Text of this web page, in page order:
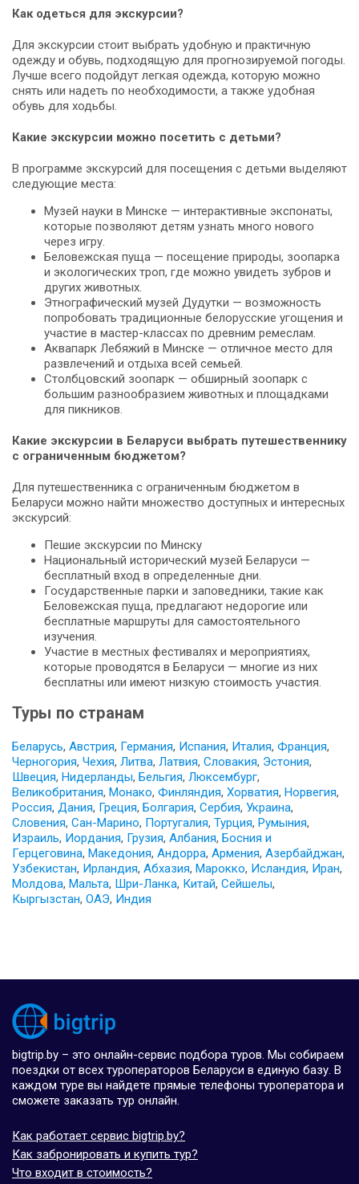
Как одеться для экскурсии?
Для экскурсии стоит выбрать удобную и практичную
одежду и обувь, подходящую для прогнозируемой погоды.
Лучше всего подойдут легкая одежда, которую можно
снять или надеть по необходимости, а также удобная
обувь для ходьбы.
Какие экскурсии можно посетить с детьми?
В программе экскурсий для посещения с детьми выделяют
следующие места:
Музей науки в Минске — интерактивные экспонаты,
которые позволяют детям узнать много нового
через игру.
Беловежская пуща — посещение природы, зоопарка
и экологических троп, где можно увидеть зубров и
других животных.
Этнографический музей Дудутки — возможность
попробовать традиционные белорусские угощения и
участие в мастер-классах по древним ремеслам.
Аквапарк Лебяжий в Минске — отличное место для
развлечений и отдыха всей семьей.
Столбцовский зоопарк — обширный зоопарк с
большим разнообразием животных и площадками
для пикников.
Какие экскурсии в Беларуси выбрать путешественнику
с ограниченным бюджетом?
Для путешественника с ограниченным бюджетом в
Беларуси можно найти множество доступных и интересных
экскурсий:
Пешие экскурсии по Минску
Национальный исторический музей Беларуси —
бесплатный вход в определенные дни.
Государственные парки и заповедники, такие как
Беловежская пуща, предлагают недорогие или
бесплатные маршруты для самостоятельного
изучения.
Участие в местных фестивалях и мероприятиях,
которые проводятся в Беларуси — многие из них
бесплатны или имеют низкую стоимость участия.
Туры по странам
Беларусь, Австрия, Германия, Испания, Италия, Франция,
Черногория, Чехия, Литва, Латвия, Словакия, Эстония,
Швеция, Нидерланды, Бельгия, Люксембург,
Великобритания, Монако, Финляндия, Хорватия, Норвегия,
Россия, Дания, Греция, Болгария, Сербия, Украина,
Словения, Сан-Марино, Португалия, Турция, Румыния,
Израиль, Иордания, Грузия, Албания, Босния и
Герцеговина, Македония, Андорра, Армения, Азербайджан,
Узбекистан, Ирландия, Абхазия, Марокко, Исландия, Иран,
Молдова, Мальта, Шри-Ланка, Китай, Сейшелы,
Кыргызстан, ОАЭ, Индия
bigtrip.by – это онлайн-сервис подбора туров. Мы собираем
поездки от всех туроператоров Беларуси в единую базу. В
каждом туре вы найдете прямые телефоны туроператора и
сможете заказать тур онлайн.
Как работает сервис bigtrip.by?
Как забронировать и купить тур?
Что входит в стоимость?